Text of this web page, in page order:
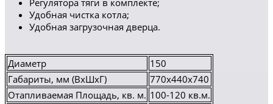
Регулятора тяги в комплекте;
Удобная чистка котла;
Удобная загрузочная дверца.
Диаметр
150
Габариты, мм (ВхШхГ)
770х440х740
Отапливаемая Площадь, кв. м. 100-120 кв.м.